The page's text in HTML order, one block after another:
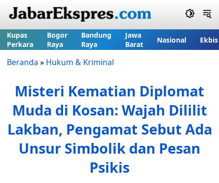
Kupas
Perkara
Bogor
Raya
Bandung
Raya
Jawa
Barat
Nasional Ekbis
Beranda » Hukum & Kriminal
Misteri Kematian Diplomat
Muda di Kosan: Wajah Dililit
Lakban, Pengamat Sebut Ada
Unsur Simbolik dan Pesan
Psikis